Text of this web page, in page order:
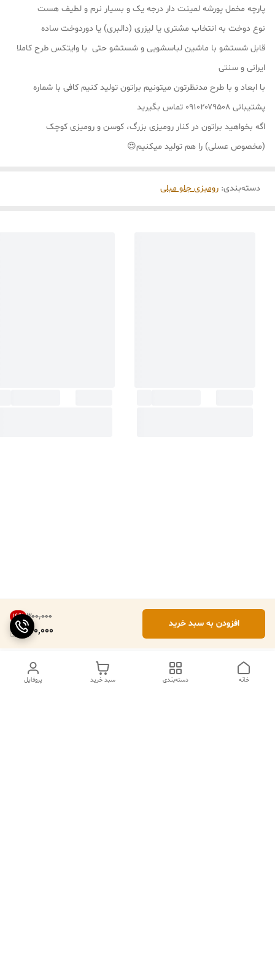
۳۰۰٬۰۰۰ 16%
250,000
افزودن به سبد خرید
پارچه مخمل پورشه لمینت دار درجه یک و بسیار نرم و لطیف هست
نوع دوخت به انتخاب مشتری یا لیزری (دالبری) یا دوردوخت ساده
قابل شستشو با ماشین لباسشویی و شستشو حتی با وایتکس طرح کاملا
ایرانی و سنتی
با ابعاد و با طرح مدنظرتون میتونیم براتون تولید کنیم کافی با شماره
پشتیبانی ۰۹۱۰۲۰۷۹۵۰۸ تماس بگیرید
اگه بخواهید براتون در کنار رومیزی بزرگ، کوسن و رومیزی کوچک
(مخصوص عسلی) را هم تولید میکنیم😍
دسته‌بندی: رومیزی جلو مبلی
پروفایل سبد خرید دسته‌بندی خانه